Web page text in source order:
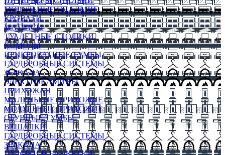
МОДУЛЬНЫЕ СПАЛЬНИ
КРОВАТИ
МАТРАСЫ
ТУАЛЕТНЫЕ СТОЛИКИ
КОМОДЫ
ПРИКРОВАТНЫЕ ТУМБЫ
ГАРДЕРОБНЫЕ СИСТЕМЫ
ЗЕРКАЛА
ЭЛЕКТРОКАМИНЫ
ПРИХОЖАЯ
МАЛЕНЬКИЕ ПРИХОЖИЕ
МОДУЛЬНЫЕ ПРИХОЖИЕ
ОБУВНЫЕ ТУМБЫ
ВЕШАЛКИ
ГАРДЕРОБНЫЕ СИСТЕМЫ
ЗЕРКАЛА